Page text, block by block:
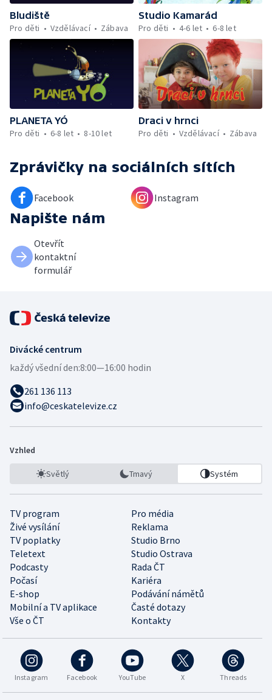
Bludiště
Pro děti
Vzdělávací Zábava
Studio Kamarád
Pro děti
4-6 let 6-8 let
PLANETA YÓ
Pro děti
6-8 let 8-10 let
Draci v hrnci
Pro děti
Vzdělávací Zábava
Zprávičky na sociálních sítích
Facebook Instagram
Napište nám
Otevřít
kontaktní
formulář
Divácké centrum
každý všední den:8:00—16:00 hodin
261 136 113
info@ceskatelevize.cz
Vzhled
Světlý Tmavý Systém
TV program
Pro média
Živé vysílání
Reklama
TV poplatky
Studio Brno
Teletext
Studio Ostrava
Podcasty
Rada ČT
Počasí
Kariéra
E-shop
Podávání námětů
Mobilní a TV aplikace
Časté dotazy
Vše o ČT
Kontakty
Instagram Facebook YouTube X Threads